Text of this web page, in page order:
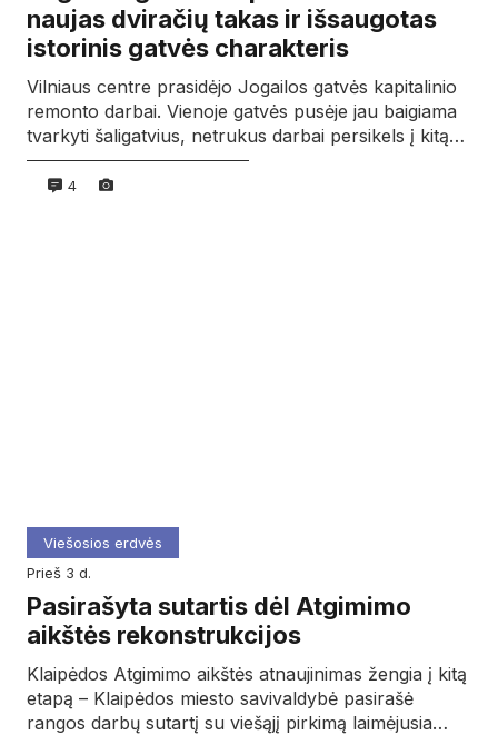
naujas dviračių takas ir išsaugotas
istorinis gatvės charakteris
Vilniaus centre prasidėjo Jogailos gatvės kapitalinio
remonto darbai. Vienoje gatvės pusėje jau baigiama
tvarkyti šaligatvius, netrukus darbai persikels į kitą…
4
Viešosios erdvės
prieš 3 d.
Pasirašyta sutartis dėl Atgimimo
aikštės rekonstrukcijos
Klaipėdos Atgimimo aikštės atnaujinimas žengia į kitą
etapą – Klaipėdos miesto savivaldybė pasirašė
rangos darbų sutartį su viešąjį pirkimą laimėjusia…